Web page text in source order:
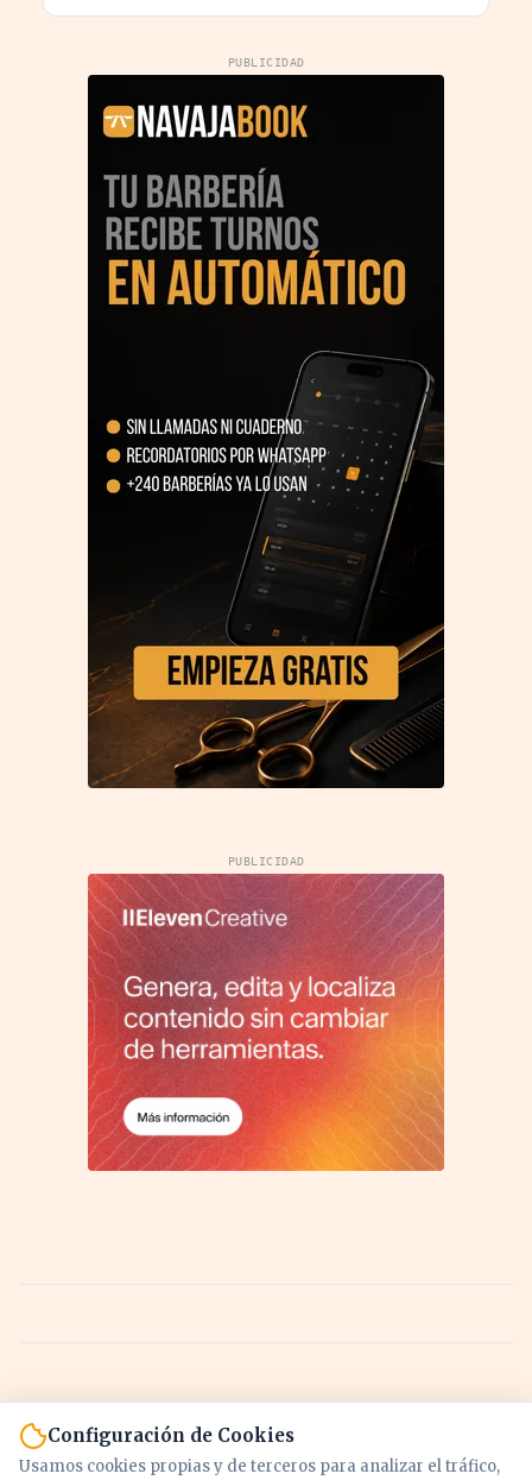
PUBLICIDAD
PUBLICIDAD
Configuración de Cookies
Usamos cookies propias y de terceros para analizar el tráfico,